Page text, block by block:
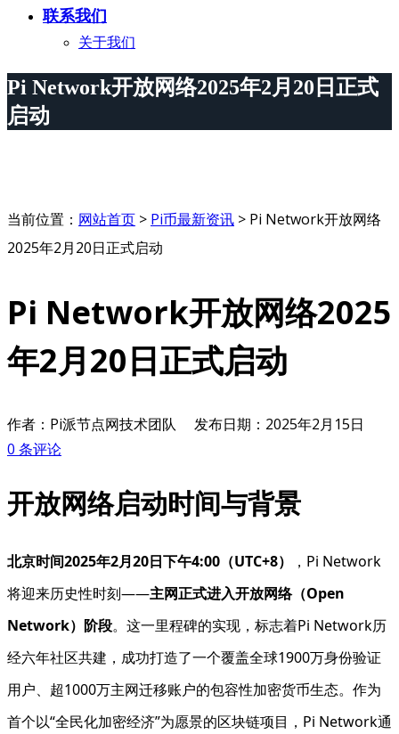
联系我们
关于我们
Pi Network开放网络2025年2月20日正式
启动
当前位置： 网站首页 > Pi币最新资讯 > Pi Network开放网络
2025年2月20日正式启动
Pi Network开放网络2025
年2月20日正式启动
作者：Pi派节点网技术团队 发布日期： 2025年2月15日
0 条评论
开放网络启动时间与背景
北京时间2025年2月20日下午4:00（UTC+8）
，Pi Network
将迎来历史性时刻——主网正式进入开放网络（Open
Network）阶段。这一里程碑的实现，标志着Pi Network历
经六年社区共建，成功打造了一个覆盖全球1900万身份验证
用户、超1000万主网迁移账户的包容性加密货币生态。作为
首个以“全民化加密经济”为愿景的区块链项目，Pi Network通